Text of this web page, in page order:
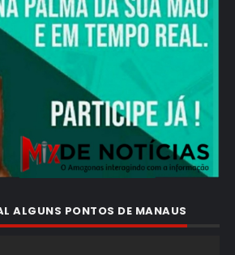
ALGUNS PONTOS DE MANAUS